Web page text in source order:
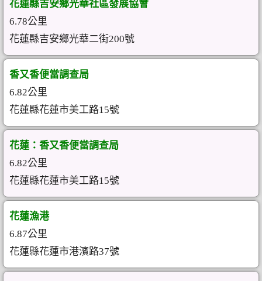
花蓮縣吉安鄉光華社區發展協會
6.78公里
花蓮縣吉安鄉光華二街200號
香又香便當調查局
6.82公里
花蓮縣花蓮市美工路15號
花蓮：香又香便當調查局
6.82公里
花蓮縣花蓮市美工路15號
花蓮漁港
6.87公里
花蓮縣花蓮市港濱路37號